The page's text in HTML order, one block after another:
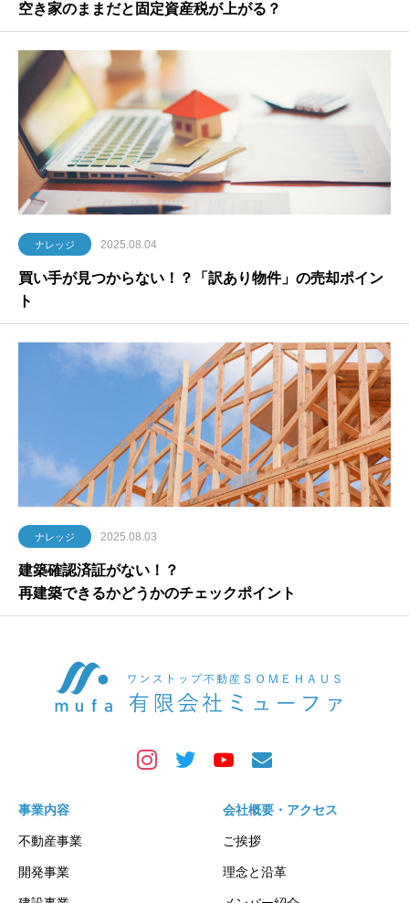
空き家のままだと固定資産税が上がる？
ナレッジ 2025.08.04
買い手が見つからない！？「訳あり物件」の売却ポイン
ト
ナレッジ 2025.08.03
建築確認済証がない！？
再建築できるかどうかのチェックポイント
事業内容
不動産事業
開発事業
会社概要・アクセス
ご挨拶
理念と沿革